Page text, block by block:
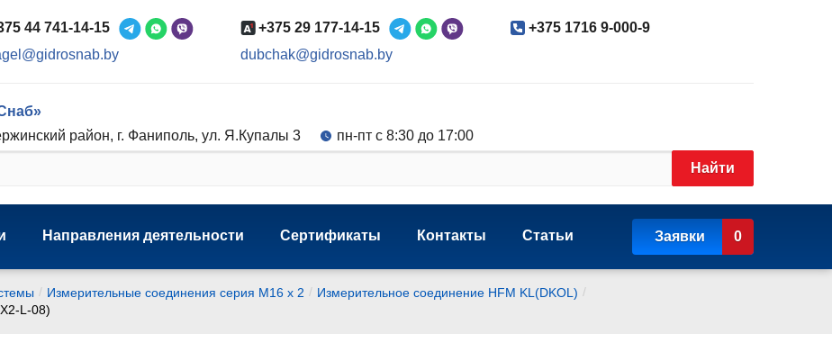
44 741-14-15
+375 29 177-14-15
dubchak@gidrosnab.by
+375 1716 9-000-9
район, г. Фаниполь, ул. Я.Купалы 3
пн-пт с 8:30 до 17:00
Найти
Направления деятельности Сертификаты Контакты Статьи Заявки 0
/ Измерительные соединения серия M16 x 2 / Измерительное соединение HFM KL(DKOL) /
L-08)